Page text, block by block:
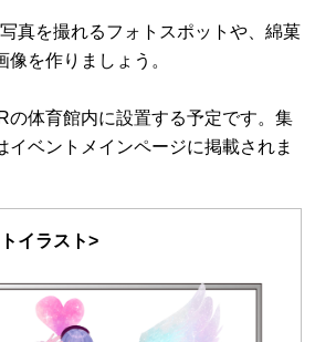
真を撮れるフォトスポットや、綿菓
を作りましょう。
の体育館内に設置する予定です。集
イベントメインページに掲載されま
イラスト>